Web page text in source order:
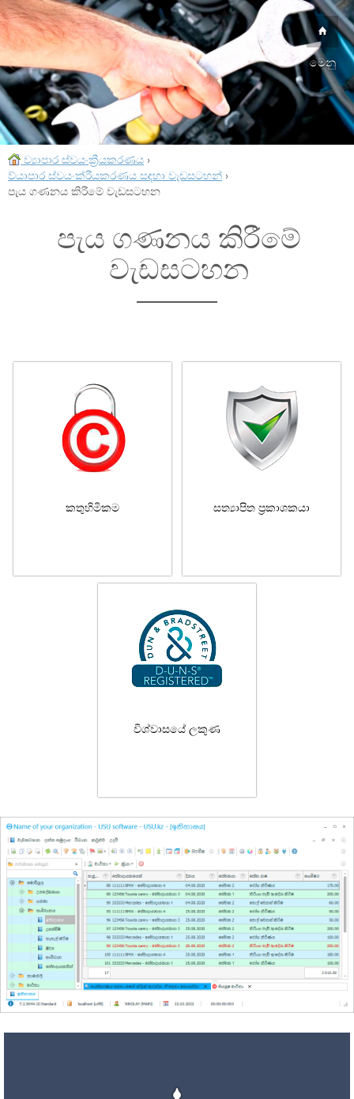
මෙනු
ව්‍යාපාර ස්වයංක්‍රීයකරණය ›
ව්යාපාර ස්වයංක්රීයකරණය සඳහා වැඩසටහන් ›
පැය ගණනය කිරීමේ වැඩසටහන
පැය ගණනය කිරීමේ
වැඩසටහන
කතුහිමිකම සත්‍යාපිත ප්‍රකාශකයා
විශ්වාසයේ ලකුණ